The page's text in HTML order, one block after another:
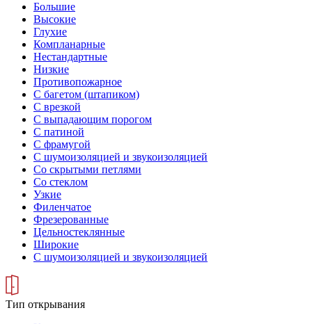
Большие
Высокие
Глухие
Компланарные
Нестандартные
Низкие
Противопожарное
С багетом (штапиком)
С врезкой
С выпадающим порогом
С патиной
С фрамугой
С шумоизоляцией и звукоизоляцией
Со скрытыми петлями
Со стеклом
Узкие
Филенчатое
Фрезерованные
Цельностеклянные
Широкие
С шумоизоляцией и звукоизоляцией
Тип открывания